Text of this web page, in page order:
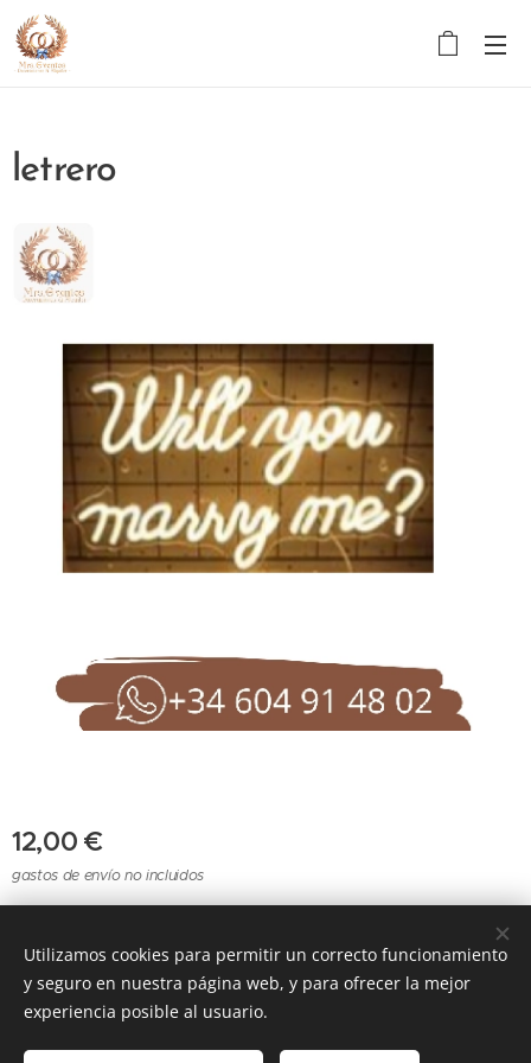
letrero
12,00 €
gastos de envío no incluidos
Cookies
Utilizamos cookies para permitir un correcto funcionamiento
y seguro en nuestra página web, y para ofrecer la mejor
experiencia posible al usuario.